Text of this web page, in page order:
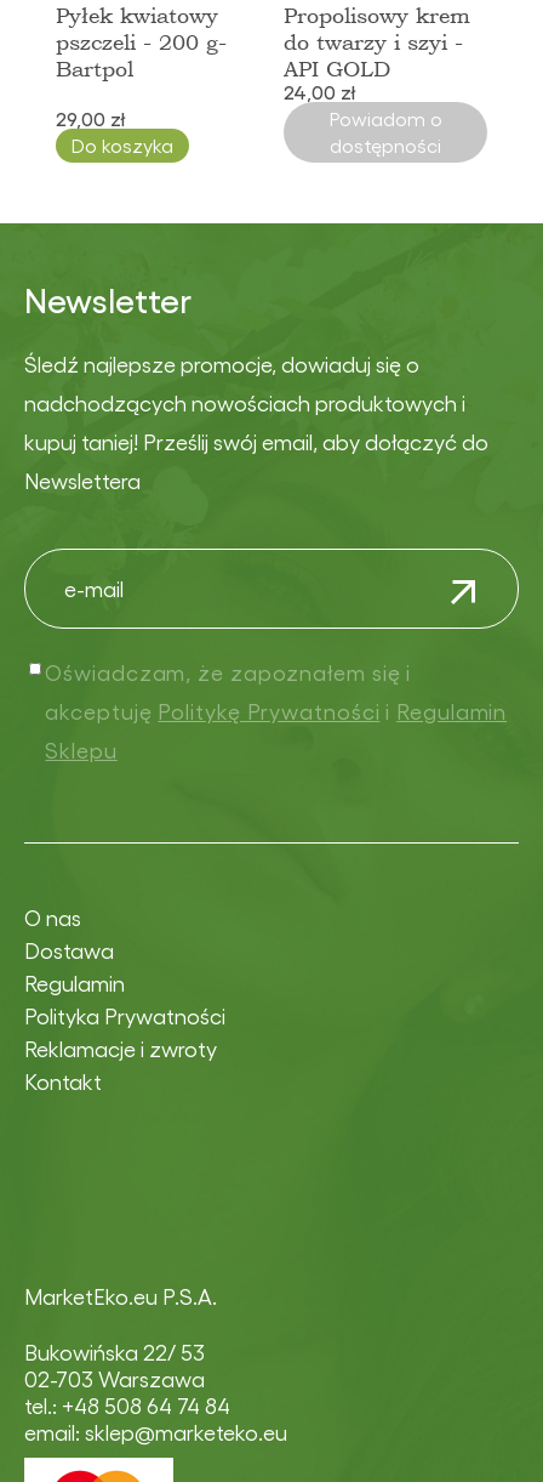
Pyłek kwiatowy
pszczeli - 200 g-
Bartpol
29,00 zł
Do koszyka
Propolisowy krem
do twarzy i szyi -
API GOLD
24,00 zł
Powiadom o
dostępności
Newsletter
Śledź najlepsze promocje, dowiaduj się o
nadchodzących nowościach produktowych i
kupuj taniej! Prześlij swój email, aby dołączyć do
Newslettera
Oświadczam, że zapoznałem się i
akceptuję Politykę Prywatności i Regulamin
Sklepu
MarketEko.eu P.S.A.
Bukowińska 22/ 53
02-703 Warszawa
tel.: +48 508 64 74 84
email: sklep@marketeko.eu
O nas
Dostawa
Regulamin
Polityka Prywatności
Reklamacje i zwroty
Kontakt